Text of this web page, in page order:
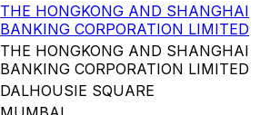
THE HONGKONG AND SHANGHAI
BANKING CORPORATION LIMITED
THE HONGKONG AND SHANGHAI
BANKING CORPORATION LIMITED
DALHOUSIE SQUARE